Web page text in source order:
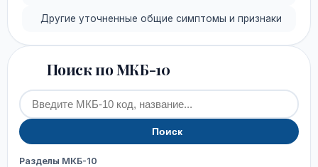
Другие уточненные общие симптомы и признаки
Поиск по МКБ-10
Поиск
Разделы МКБ-10